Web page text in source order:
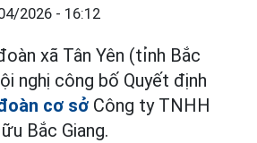
2026 - 16:12
xã Tân Yên (tỉnh Bắc
nghị công bố Quyết định
cơ sở Công ty TNHH
Bắc Giang.